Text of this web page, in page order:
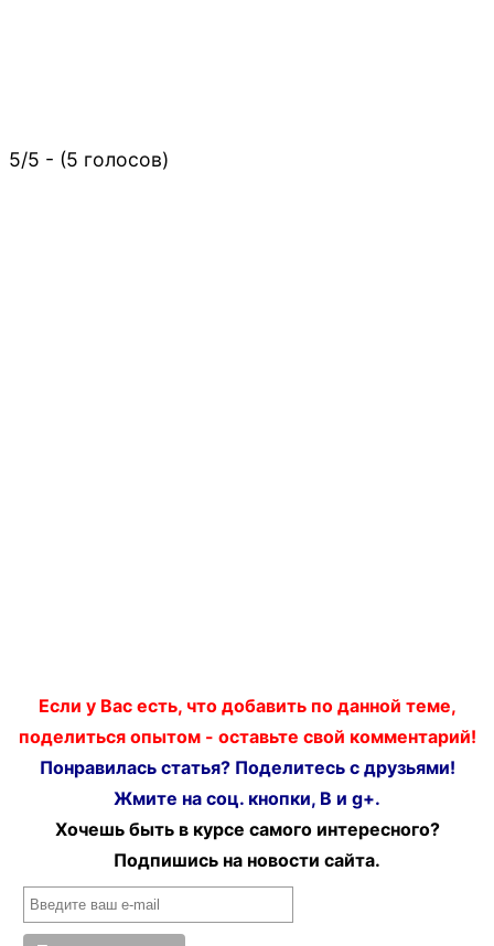
5/5 - (5 голосов)
Если у Вас есть, что добавить по данной теме,
поделиться опытом - оставьте свой комментарий!
Понравилась статья? Поделитесь с друзьями!
Жмите на соц. кнопки, В и g+.
Хочешь быть в курсе самого интересного?
Подпишись на новости сайта.